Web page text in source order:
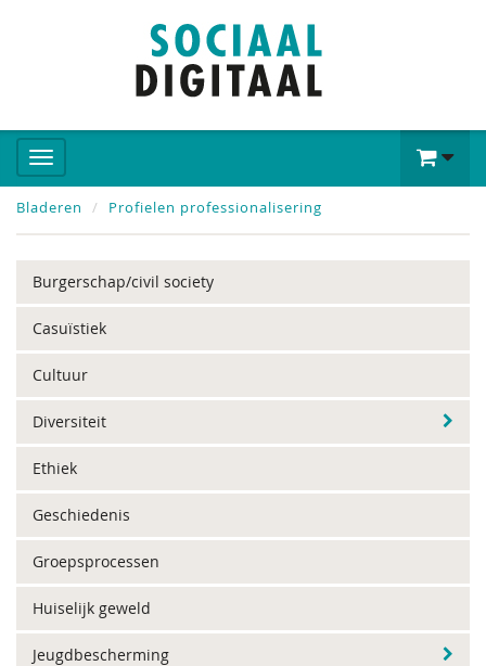
Bladeren Profielen professionalisering
Burgerschap/civil society
Casuïstiek
Cultuur
Diversiteit
Ethiek
Geschiedenis
Groepsprocessen
Huiselijk geweld
Jeugdbescherming